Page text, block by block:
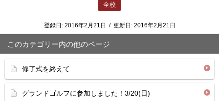
全校
登録日: 2016年2月21日 / 更新日: 2016年2月21日
このカテゴリー内の他のページ
修了式を終えて…
グランドゴルフに参加しました！3/20(日)